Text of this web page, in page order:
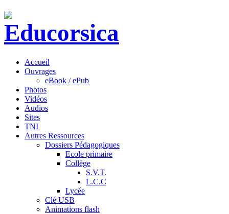
Accueil
Ouvrages
eBook / ePub
Photos
Vidéos
Audios
Sites
TNI
Autres Ressources
Dossiers Pédagogiques
Ecole primaire
Collège
S.V.T.
L.C.C
Lycée
Clé USB
Animations flash